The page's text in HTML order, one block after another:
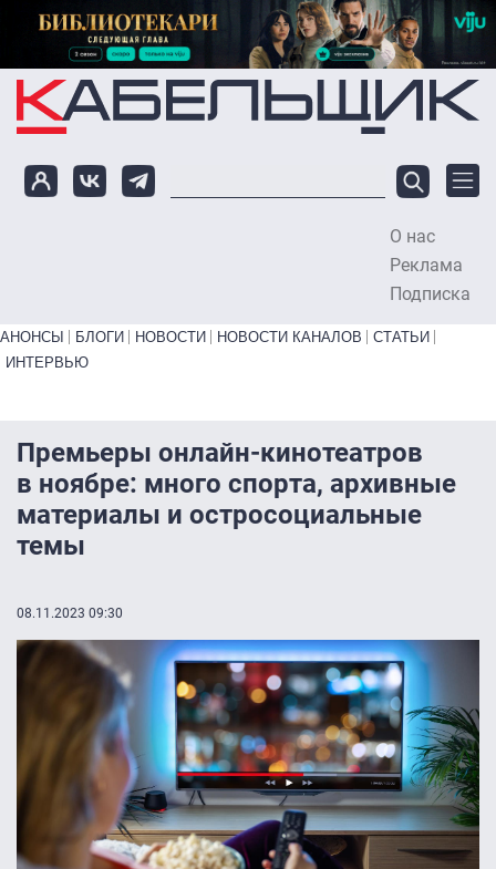
Перейти к основному содержанию
О нас
Реклама
Подписка
Primary links bottom
АНОНСЫ БЛОГИ НОВОСТИ НОВОСТИ КАНАЛОВ
СТАТЬИ
ИНТЕРВЬЮ
Премьеры онлайн-кинотеатров
в ноябре: много спорта, архивные
материалы и остросоциальные
темы
08.11.2023 09:30